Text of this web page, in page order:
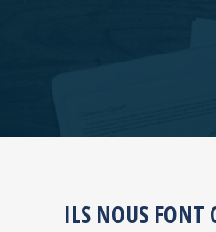
ILS NOUS FONT